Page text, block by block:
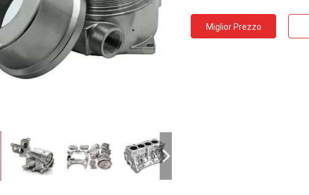
Miglior Prezzo